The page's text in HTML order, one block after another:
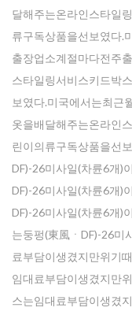
달해주는온라인스타일
류구독상품을선보였다.
출장업소계절마다전주
스타일링서비스키드박
보였다.미국에서는최근
옷을배달해주는온라인
린이의류구독상품을선
DF)-26미사일(차륜6개)
DF)-26미사일(차륜6개)
DF)-26미사일(차륜6개)
는둥펑(東風ㆍDF)-26미
료부담이생겼지만위기
임대료부담이생겼지만
스는임대료부담이생겼